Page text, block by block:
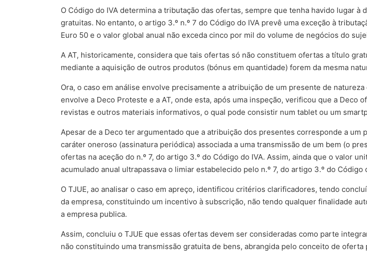
O Código do IVA determina a tributação das ofertas, sempre que tenha havido lugar
gratuitas. No entanto, o artigo 3.º n.º 7 do Código do IVA prevê uma exceção à
Euro 50 e o valor global anual não exceda cinco por mil do volume de negócios do
A AT, historicamente, considera que tais ofertas só não constituem ofertas a título
mediante a aquisição de outros produtos (bónus em quantidade) forem da mesma
Ora, o caso em análise envolve precisamente a atribuição de um presente de
envolve a Deco Proteste e a AT, onde esta, após uma inspeção, verificou que a
revistas e outros materiais informativos, o qual pode consistir num tablet ou um
Apesar de a Deco ter argumentado que a atribuição dos presentes corresponde a
caráter oneroso (assinatura periódica) associada a uma transmissão de um bem (o
ofertas na aceção do n.º 7, do artigo 3.º do Código do IVA. Assim, ainda que o valor
acumulado anual ultrapassava o limiar estabelecido pelo n.º 7, do artigo 3.º do
O TJUE, ao analisar o caso em apreço, identificou critérios clarificadores, tendo
da empresa, constituindo um incentivo à subscrição, não tendo qualquer finalidade
a empresa publica.
Assim, concluiu o TJUE que essas ofertas devem ser consideradas como parte
não constituindo uma transmissão gratuita de bens, abrangida pelo conceito de oferta